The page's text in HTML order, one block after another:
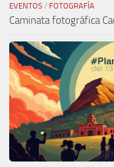
EVENTOS / FOTOGRAFÍA
Caminata fotográfica